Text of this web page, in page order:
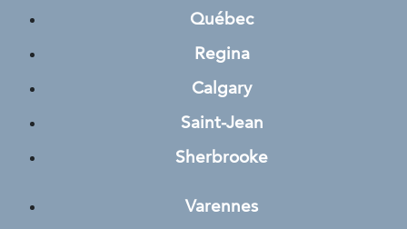
Québec
Regina
Calgary
Saint-Jean
Sherbrooke
Varennes